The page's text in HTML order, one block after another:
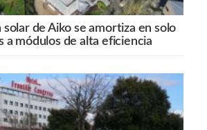
solar de Aiko se amortiza en solo
a módulos de alta eficiencia